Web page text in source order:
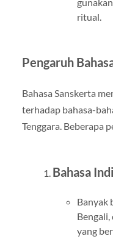
ritual.
Pengaruh
Bahasa Sanskerta
terhadap bahasa-
Tenggara. Beberapa
Bahasa
Banyak
yang